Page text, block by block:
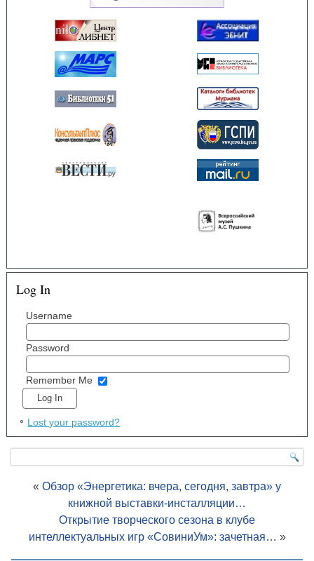
Log In
Username
Password
Remember Me
Lost your password?
« Обзор «Энергетика: вчера, сегодня, завтра» у
книжной выставки-инсталляции…
Открытие творческого сезона в клубе
интеллектуальных игр «СовиниУм»: зачетная… »